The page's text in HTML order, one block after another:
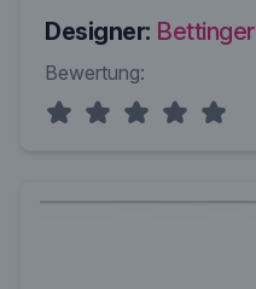
Designer: Bettinger
Bewertung: